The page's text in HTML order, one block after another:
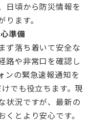
日頃から防災情報を
ます。
準備
ず落ち着いて安全な
路や非常口を確認し
ンの緊急速報通知を
でも役立ちます。現
状況ですが、最新の
とより安心です。